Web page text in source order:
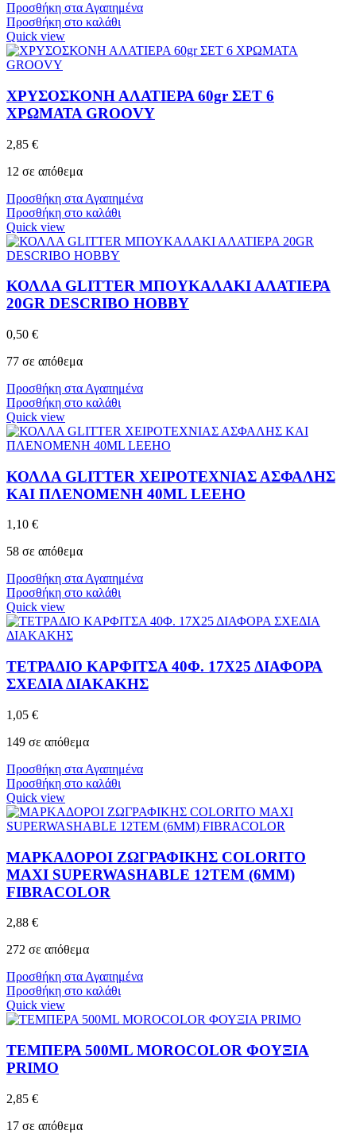
Προσθήκη στα Αγαπημένα
Προσθήκη στο καλάθι
Quick view
ΧΡΥΣΟΣΚΟΝΗ ΑΛΑΤΙΕΡΑ 60gr ΣΕΤ 6
ΧΡΩΜΑΤΑ GROOVY
2,85 €
12 σε απόθεμα
Προσθήκη στα Αγαπημένα
Προσθήκη στο καλάθι
Quick view
ΚΟΛΛΑ GLITTER ΜΠΟΥΚΑΛΑΚΙ ΑΛΑΤΙΕΡΑ
20GR DESCRIBO HOBBY
0,50 €
77 σε απόθεμα
Προσθήκη στα Αγαπημένα
Προσθήκη στο καλάθι
Quick view
ΚΟΛΛΑ GLITTER ΧΕΙΡΟΤΕΧΝΙΑΣ ΑΣΦΑΛΗΣ
ΚΑΙ ΠΛΕΝΟΜΕΝΗ 40ML LEEHO
1,10 €
58 σε απόθεμα
Προσθήκη στα Αγαπημένα
Προσθήκη στο καλάθι
Quick view
ΤΕΤΡΑΔΙΟ ΚΑΡΦΙΤΣΑ 40Φ. 17Χ25 ΔΙΑΦΟΡΑ
ΣΧΕΔΙΑ ΔΙΑΚΑΚΗΣ
1,05 €
149 σε απόθεμα
Προσθήκη στα Αγαπημένα
Προσθήκη στο καλάθι
Quick view
ΜΑΡΚΑΔΟΡΟΙ ZΩΓΡΑΦΙΚΗΣ COLORITO
MAXI SUPERWASHABLE 12ΤΕΜ (6MM)
FIBRACOLOR
2,88 €
272 σε απόθεμα
Προσθήκη στα Αγαπημένα
Προσθήκη στο καλάθι
Quick view
ΤΕΜΠΕΡΑ 500ML MOROCOLOR ΦΟΥΞΙΑ
PRIMO
2,85 €
17 σε απόθεμα